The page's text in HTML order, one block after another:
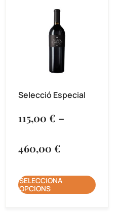
Selecció Especial
115,00 € –
460,00 €
SELECCIONA
OPCIONS